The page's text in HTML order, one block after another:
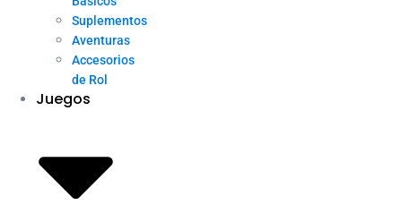
Suplementos
Aventuras
Accesorios
de Rol
Juegos